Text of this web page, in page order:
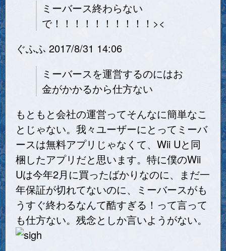
ミーバース終わらない
で！！！！！！！！！！><
ぐふふ 2017/8/31 14:06
ミーバースを運営するのにはお
金がかかるから仕方ない
もともと会社の運営ってそんなに簡単なこ
とじゃない。我々ユーザーにとってミーバ
ースは無料アプリじゃなくて、Wii Uと同
梱したアプリだと思います。特に僕のWii
Uは今年2月に買ったばかりなのに、まだ一
年保証が切れてないのに、ミーバースがも
うすぐ終わるなんて酷すぎる！って言って
も仕方ない。残念としか言いようがない。